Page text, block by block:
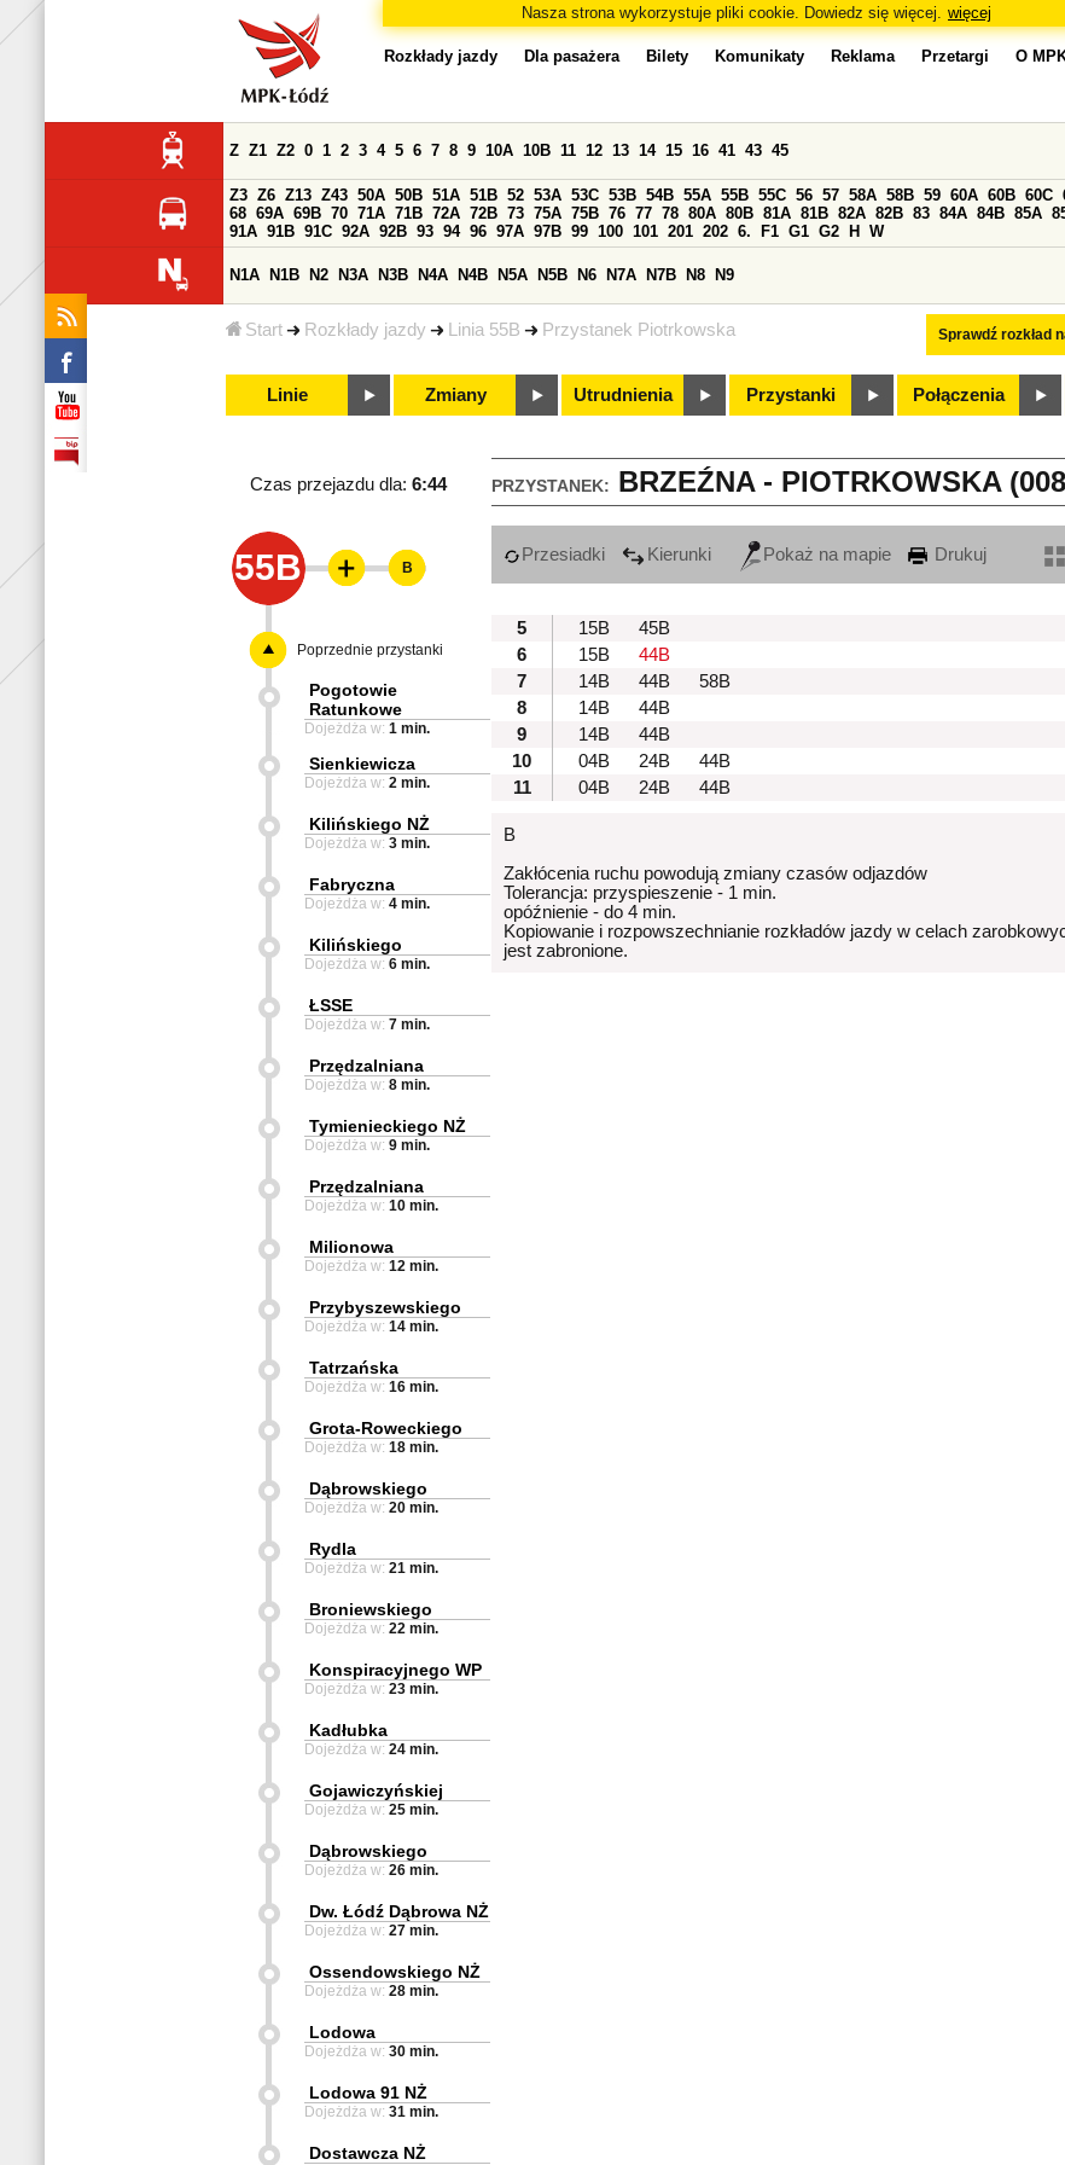
Nasza strona wykorzystuje pliki cookie. Dowiedz się więcej. więcej
Start Rozkłady jazdy Linia 55B Przystanek Piotrkowska
Rozkłady jazdy Dla pasażera Bilety Komunikaty Reklama Przetargi O
Sprawdź rozkład
Z Z1 Z2 0 1 2 3 4 5 6 7 8 9 10A 10B 11 12 13 14 15 16 41 43 45
Z3 Z6 Z13 Z43 50A 50B 51A 51B 52 53A 53C 53B 54B 55A 55B 55C 56 57 58A 58B 59 60A 60B 60C
68 69A 69B 70 71A 71B 72A 72B 73 75A 75B 76 77 78 80A 80B 81A 81B 82A 82B 83 84A 84B 85A
91A 91B 91C 92A 92B 93 94 96 97A 97B 99 100 101 201 202 6. F1 G1 G2 H W
N1A N1B N2 N3A N3B N4A N4B N5A N5B N6 N7A N7B N8 N9
Linie Zmiany Utrudnienia Przystanki Połączenia
PRZYSTANEK: BRZEŹNA - PIOTRKOWSKA
Czas przejazdu dla: 6:44
55B Przesiadki Kierunki Pokaż na mapie Drukuj
5
15B
45B
6
15B
44B
7
14B 44B
58B
8
14B
44B
9
14B
44B
10
04B 24B
44B
11
04B 24B 44B
B
Zakłócenia ruchu powodują zmiany czasów odjazdów
Tolerancja: przyspieszenie - 1 min.
opóźnienie - do 4 min.
Kopiowanie i rozpowszechnianie rozkładów jazdy w celach
jest zabronione.
B
Poprzednie przystanki
Pogotowie
Ratunkowe
Dojeżdża w: 1 min.
Sienkiewicza
Dojeżdża w: 2 min.
Kilińskiego NŻ
Dojeżdża w: 3 min.
Fabryczna
Dojeżdża w: 4 min.
Kilińskiego
Dojeżdża w: 6 min.
ŁSSE
Dojeżdża w: 7 min.
Przędzalniana
Dojeżdża w: 8 min.
Tymienieckiego NŻ
Dojeżdża w: 9 min.
Przędzalniana
Dojeżdża w: 10 min.
Milionowa
Dojeżdża w: 12 min.
Przybyszewskiego
Dojeżdża w: 14 min.
Tatrzańska
Dojeżdża w: 16 min.
Grota-Roweckiego
Dojeżdża w: 18 min.
Dąbrowskiego
Dojeżdża w: 20 min.
Rydla
Dojeżdża w: 21 min.
Broniewskiego
Dojeżdża w: 22 min.
Konspiracyjnego WP
Dojeżdża w: 23 min.
Kadłubka
Dojeżdża w: 24 min.
Gojawiczyńskiej
Dojeżdża w: 25 min.
Dąbrowskiego
Dojeżdża w: 26 min.
Dw. Łódź Dąbrowa NŻ
Dojeżdża w: 27 min.
Ossendowskiego NŻ
Dojeżdża w: 28 min.
Lodowa
Dojeżdża w: 30 min.
Lodowa 91 NŻ
Dojeżdża w: 31 min.
Dostawcza NŻ